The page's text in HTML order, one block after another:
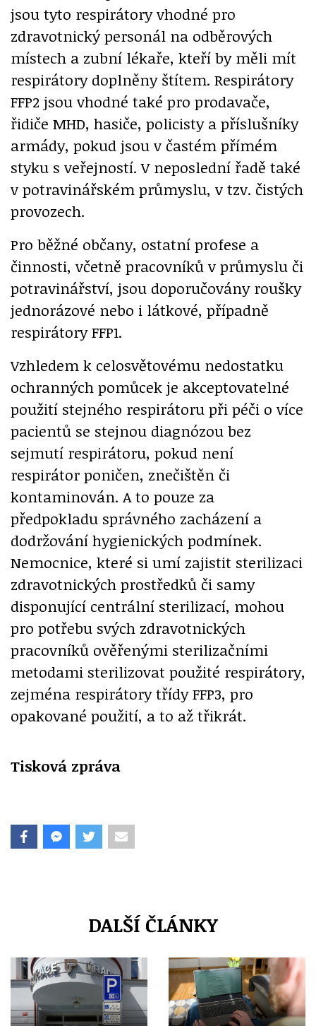
jsou tyto respirátory vhodné pro
zdravotnický personál na odběrových
místech a zubní lékaře, kteří by měli mít
respirátory doplněny štítem. Respirátory
FFP2 jsou vhodné také pro prodavače,
řidiče MHD, hasiče, policisty a příslušníky
armády, pokud jsou v častém přímém
styku s veřejností. V neposlední řadě také
v potravinářském průmyslu, v tzv. čistých
provozech.
Pro běžné občany, ostatní profese a
činnosti, včetně pracovníků v průmyslu či
potravinářství, jsou doporučovány roušky
jednorázové nebo i látkové, případně
respirátory FFP1.
Vzhledem k celosvětovému nedostatku
ochranných pomůcek je akceptovatelné
použití stejného respirátoru při péči o více
pacientů se stejnou diagnózou bez
sejmutí respirátoru, pokud není
respirátor poničen, znečištěn či
kontaminován. A to pouze za
předpokladu správného zacházení a
dodržování hygienických podmínek.
Nemocnice, které si umí zajistit sterilizaci
zdravotnických prostředků či samy
disponující centrální sterilizací, mohou
pro potřebu svých zdravotnických
pracovníků ověřenými sterilizačními
metodami sterilizovat použité respirátory,
zejména respirátory třídy FFP3, pro
opakované použití, a to až třikrát.
Tisková zpráva
DALŠÍ ČLÁNKY